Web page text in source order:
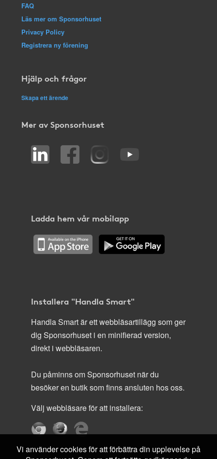
FAQ
Läs mer om Sponsorhuset
Privacy Policy
Registrera ny förening
Hjälp och frågor
Skapa ett ärende
Mer av Sponsorhuset
Ladda hem vår mobilapp
Installera "Handla Smart"
Handla Smart är ett webbläsartillägg som ger
dig Sponsorhuset i en minifierad version,
direkt i webbläsaren.
Du påminns om Sponsorhuset när du
besöker en butik som finns ansluten hos oss.
Välj webbläsare för att installera:
Vi använder cookies för att förbättra din upplevelse på